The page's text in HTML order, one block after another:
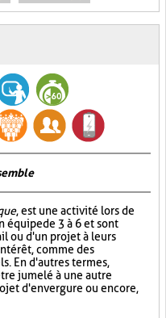
, est une activité lors de
équipe de 3 à 6 et sont
ou d'un projet à leurs
comme des
En d'autres termes,
jumelé à une autre
d'envergure ou encore,